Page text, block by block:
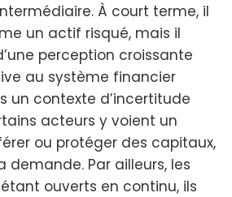
À court terme, il
un actif risqué, mais il
perception croissante
au système financier
un contexte d’incertitude
acteurs y voient un
ou protéger des capitaux,
demande. Par ailleurs, les
ouverts en continu, ils